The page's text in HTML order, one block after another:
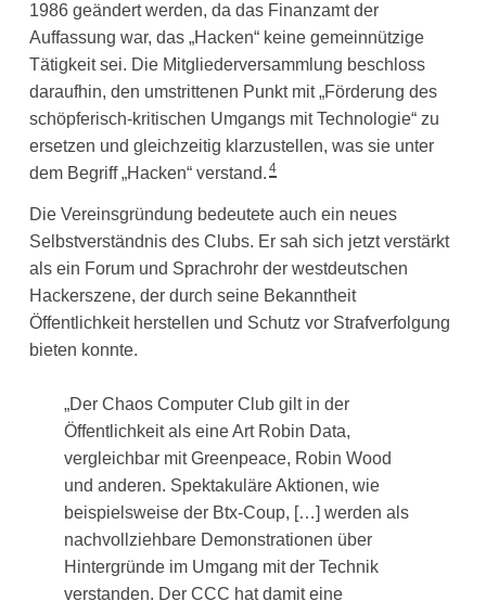
1986 geändert werden, da das Finanzamt der
Auffassung war, das „Hacken“ keine gemeinnützige
Tätigkeit sei. Die Mitgliederversammlung beschloss
daraufhin, den umstrittenen Punkt mit „Förderung des
schöpferisch-kritischen Umgangs mit Technologie“ zu
ersetzen und gleichzeitig klarzustellen, was sie unter
dem Begriff „Hacken“ verstand. 4
Die Vereinsgründung bedeutete auch ein neues
Selbstverständnis des Clubs. Er sah sich jetzt verstärkt
als ein Forum und Sprachrohr der westdeutschen
Hackerszene, der durch seine Bekanntheit
Öffentlichkeit herstellen und Schutz vor Strafverfolgung
bieten konnte.
„Der Chaos Computer Club gilt in der
Öffentlichkeit als eine Art Robin Data,
vergleichbar mit Greenpeace, Robin Wood
und anderen. Spektakuläre Aktionen, wie
beispielsweise der Btx-Coup, […] werden als
nachvollziehbare Demonstrationen über
Hintergründe im Umgang mit der Technik
verstanden. Der CCC hat damit eine